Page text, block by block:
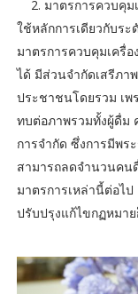
2. มาตรการควบคุ
ใช้หลักการเดียวกับระ
มาตรการควบคุมเครื่
ได้ มีส่วนจำกัดเสรีภา
ประชาชนโดยรวม เพ
ทบต่อภาพรวมทั้งผู้ดื่ม
การจำกัด ซึ่งการมีพ
สามารถลดจำนวนค
มาตรการเหล่านี้ต่อไ
ปรับปรุงแก้ไขกฏหมา